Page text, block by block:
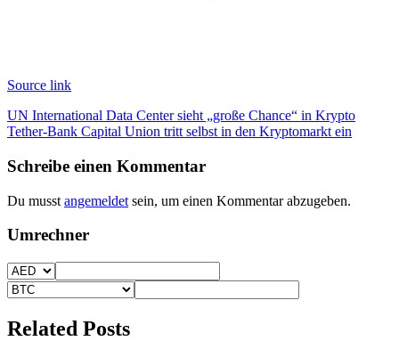
Source link
Beitragsnavigation
UN International Data Center sieht „große Chance“ in Krypto
Tether-Bank Capital Union tritt selbst in den Kryptomarkt ein
Schreibe einen Kommentar
Du musst angemeldet sein, um einen Kommentar abzugeben.
Umrechner
Related Posts